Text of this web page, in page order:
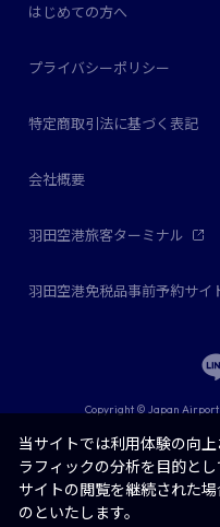
はじめての方へ
プライバシーポリシー
特定商取引法に基づく表記
会社概要
羽田空港旅客ターミナル
羽田空港免税品事前予約サイ
Copyright © Japan
当サイトでは利用体験の向
ラフィックの分析を目的と
サイトの閲覧を継続された
のといたします。